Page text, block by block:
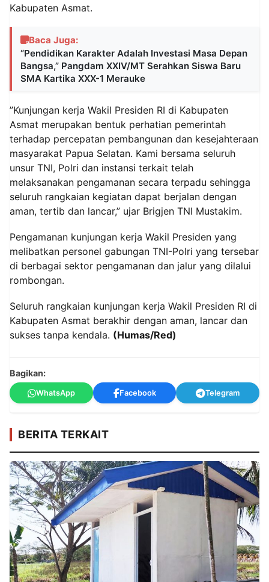
Kabupaten Asmat.
Baca Juga:
“Pendidikan Karakter Adalah Investasi Masa Depan
Bangsa,” Pangdam XXIV/MT Serahkan Siswa Baru
SMA Kartika XXX-1 Merauke
‎”Kunjungan kerja Wakil Presiden RI di Kabupaten
Asmat merupakan bentuk perhatian pemerintah
terhadap percepatan pembangunan dan kesejahteraan
masyarakat Papua Selatan. Kami bersama seluruh
unsur TNI, Polri dan instansi terkait telah
melaksanakan pengamanan secara terpadu sehingga
seluruh rangkaian kegiatan dapat berjalan dengan
aman, tertib dan lancar,” ujar Brigjen TNI Mustakim.
‎Pengamanan kunjungan kerja Wakil Presiden yang
melibatkan personel gabungan TNI-Polri yang tersebar
di berbagai sektor pengamanan dan jalur yang dilalui
rombongan.
‎Seluruh rangkaian kunjungan kerja Wakil Presiden RI di
Kabupaten Asmat berakhir dengan aman, lancar dan
sukses tanpa kendala. (Humas/Red)
Bagikan:
WhatsApp Facebook Telegram
BERITA TERKAIT